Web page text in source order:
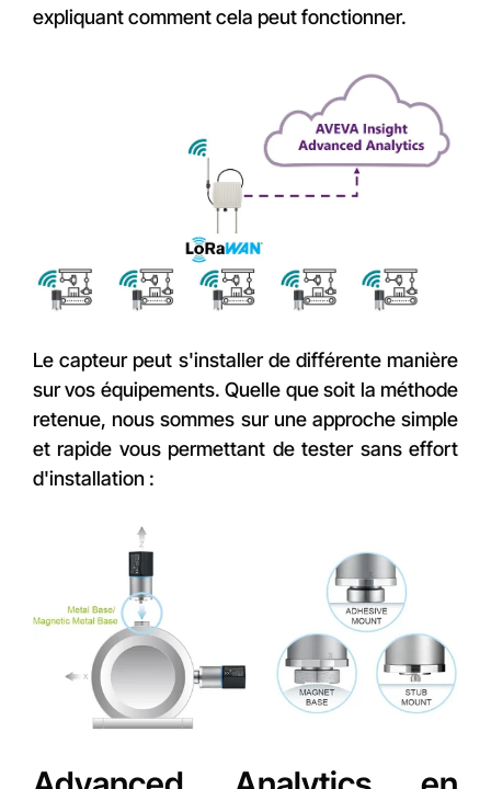
expliquant comment cela peut fonctionner.
Le capteur peut s'installer de différente manière
sur vos équipements. Quelle que soit la méthode
retenue, nous sommes sur une approche simple
et rapide vous permettant de tester sans effort
d'installation :